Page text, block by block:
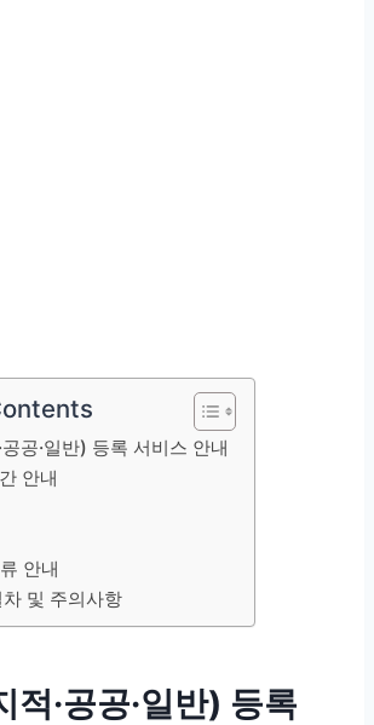
공·일반) 등록 서비스 안내
안내
안내
및 주의사항
적·공공·일반) 등록